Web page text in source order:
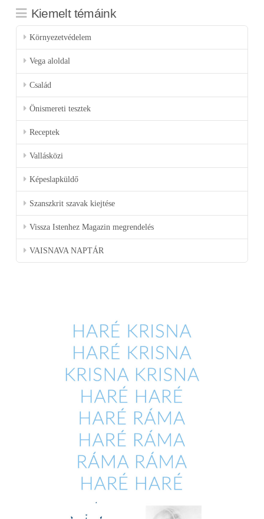
Kiemelt témáink
Környezetvédelem
Vega aloldal
Család
Önismereti tesztek
Receptek
Vallásközi
Képeslapküldő
Szanszkrit szavak kiejtése
Vissza Istenhez Magazin megrendelés
VAISNAVA NAPTÁR